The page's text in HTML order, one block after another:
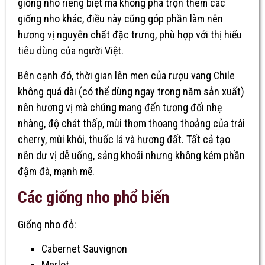
giống nho riêng biệt mà không pha trộn thêm các
giống nho khác, điều này cũng góp phần làm nên
hương vị nguyên chất đặc trưng, phù hợp với thị hiếu
tiêu dùng của người Việt.
Bên cạnh đó, thời gian lên men của rượu vang Chile
không quá dài (có thể dùng ngay trong năm sản xuất)
nên hương vị mà chúng mang đến tương đối nhẹ
nhàng, độ chát thấp, mùi thơm thoang thoảng của trái
cherry, mùi khói, thuốc lá và hương đất. Tất cả tạo
nên dư vị dễ uống, sảng khoái nhưng không kém phần
đậm đà, mạnh mẽ.
Các giống nho phổ biến
Giống nho đỏ:
Cabernet Sauvignon